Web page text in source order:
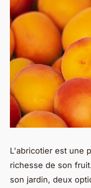
L'abricotier est une
richesse de son
son jardin, deux